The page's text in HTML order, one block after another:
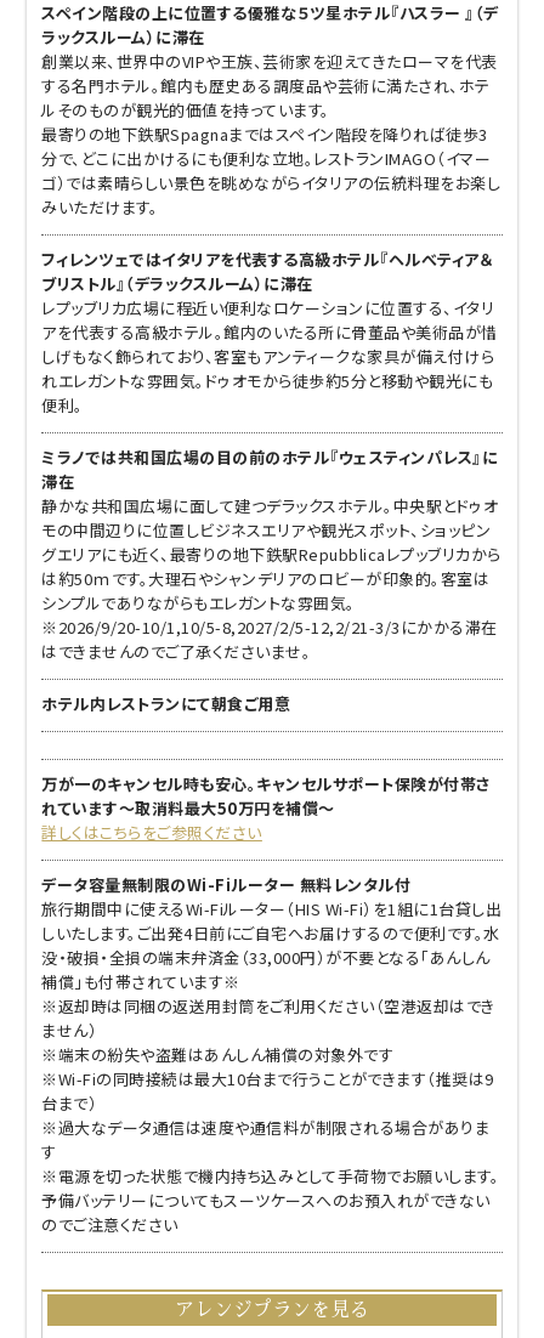
スペイン階段の上に位置する優雅な５ツ星ホテル『ハスラー 』（デ
ラックスルーム）に滞在
創業以来、世界中のVIPや王族、芸術家を迎えてきたローマを代表
する名門ホテル。館内も歴史ある調度品や芸術に満たされ、ホテ
ルそのものが観光的価値を持っています。
最寄りの地下鉄駅Spagnaまではスペイン階段を降りれば徒歩3
分で、どこに出かけるにも便利な立地。レストランIMAGO（イマー
ゴ）では素晴らしい景色を眺めながらイタリアの伝統料理をお楽し
みいただけます。
フィレンツェではイタリアを代表する高級ホテル『ヘルべティア＆
ブリストル』（デラックスルーム）に滞在
レプッブリカ広場に程近い便利なロケーションに位置する、イタリ
アを代表する高級ホテル。館内のいたる所に骨董品や美術品が惜
しげもなく飾られており、客室もアンティークな家具が備え付けら
れエレガントな雰囲気。ドゥオモから徒歩約5分と移動や観光にも
便利。
ミラノでは共和国広場の目の前のホテル『ウェスティンパレス』に
滞在
静かな共和国広場に面して建つデラックスホテル。中央駅とドゥオ
モの中間辺りに位置しビジネスエリアや観光スポット、ショッピン
グエリアにも近く、最寄りの地下鉄駅Repubblicaレプッブリカから
は約50ｍです。大理石やシャンデリアのロビーが印象的。客室は
シンプルでありながらもエレガントな雰囲気。
※2026/9/20-10/1,10/5-8,2027/2/5-12,2/21-3/3にかかる滞在
はできませんのでご了承くださいませ。
ホテル内レストランにて朝食ご用意
万が一のキャンセル時も安心。キャンセルサポート保険が付帯さ
れています～取消料最大50万円を補償～
詳しくはこちらをご参照ください
データ容量無制限のWi-Fiルーター 無料レンタル付
旅行期間中に使えるWi-Fiルーター（HIS Wi-Fi）を1組に1台貸し出
しいたします。ご出発4日前にご自宅へお届けするので便利です。水
没・破損・全損の端末弁済金（33,000円）が不要となる「あんしん
補償」も付帯されています※
※返却時は同梱の返送用封筒をご利用ください（空港返却はでき
ません）
※端末の紛失や盗難はあんしん補償の対象外です
※Wi-Fiの同時接続は最大10台まで行うことができます（推奨は9
台まで）
※過大なデータ通信は速度や通信料が制限される場合がありま
す
※電源を切った状態で機内持ち込みとして手荷物でお願いします。
予備バッテリーについてもスーツケースへのお預入れができない
のでご注意ください
アレンジプランを見る